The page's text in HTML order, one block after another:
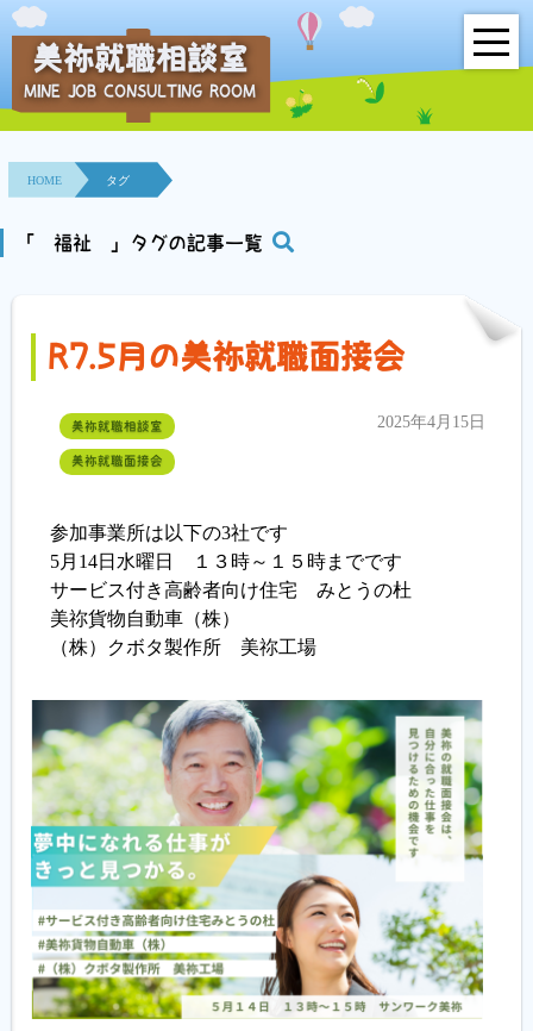
HOME
事業所紹介
就職面接会
利用者の声
地域連携事業
求人情報検索
各種セミナー
履歴書ジェネレーター
美祢就職相談室
MINE JOB CONSULTING ROOM
HOME タグ
「 福祉 」タグの記事一覧
R7.5月の美祢就職面接会
美祢就職相談室
美祢就職面接会
2025年4月15日
参加事業所は以下の3社です
5月14日水曜日 １３時～１５時までです
サービス付き高齢者向け住宅 みとうの杜
美祢貨物自動車（株）
（株）クボタ製作所 美祢工場